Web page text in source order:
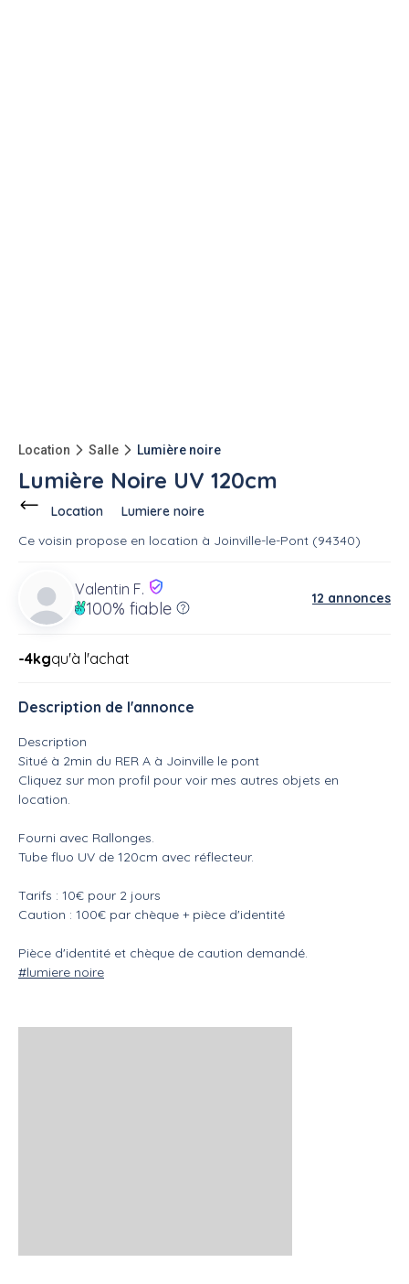
Location Salle Lumière noire
Lumière Noire UV 120cm
Location Lumiere noire
Ce voisin propose en location à Joinville-le-Pont (94340)
Valentin F.
100% fiable 12 annonces
-4kgqu'à l'achat
Description de l'annonce
Description
Situé à 2min du RER A à Joinville le pont
Cliquez sur mon profil pour voir mes autres objets en
location.
Fourni avec Rallonges.
Tube fluo UV de 120cm avec réflecteur.
Tarifs : 10€ pour 2 jours
Caution : 100€ par chèque + pièce d'identité
Pièce d'identité et chèque de caution demandé.
#lumiere noire